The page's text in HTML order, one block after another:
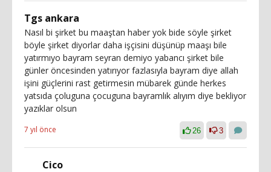
Tgs ankara
Nasıl bi şirket bu maaştan haber yok bide söyle şirket
böyle şirket diyorlar daha işçisini düşünüp maaşı bile
yatırmıyo bayram seyran demiyo yabancı şirket bile
günler öncesinden yatırıyor fazlasıyla bayram diye allah
işini güçlerini rast getirmesin mübarek günde herkes
yatsıda çoluguna çocuguna bayramlık alıyım diye bekliyor
yazıklar olsun
7 yıl önce 26 3
Cico